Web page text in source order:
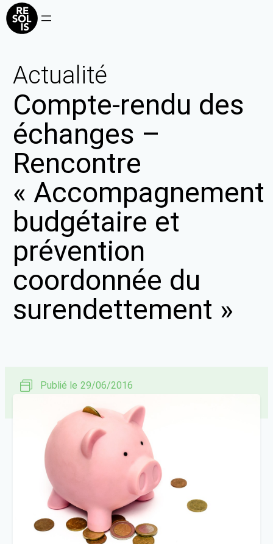
Actualité
Compte-rendu des
échanges –
Rencontre
« Accompagnement
budgétaire et
prévention
coordonnée du
surendettement »
Publié le 29/06/2016